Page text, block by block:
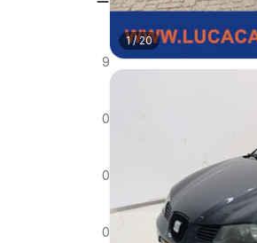
9
0
0
0
1/20